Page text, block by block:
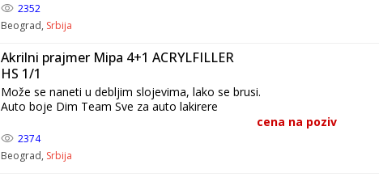
2352
Beograd, Srbija
Akrilni prajmer Mipa 4+1 ACRYLFILLER
HS 1/1
Može se naneti u debljim slojevima, lako se brusi.
Auto boje Dim Team Sve za auto lakirere
cena na poziv
2374
Beograd, Srbija